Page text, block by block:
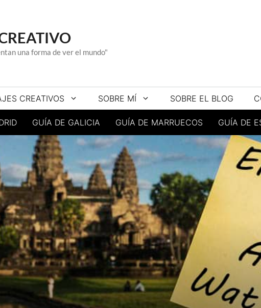
una forma de ver el mundo"
CREATIVOS SOBRE MÍ SOBRE EL BLOG
GUÍA DE GALICIA GUÍA DE MARRUECOS GUÍA DE